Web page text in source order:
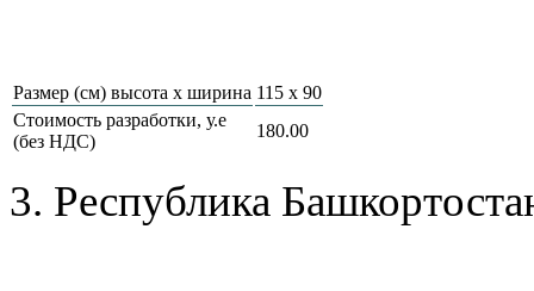
Размер (см) высота х ширина 115 х 90
Стоимость разработки, у.е
(без НДС)
180.00
3. Республика